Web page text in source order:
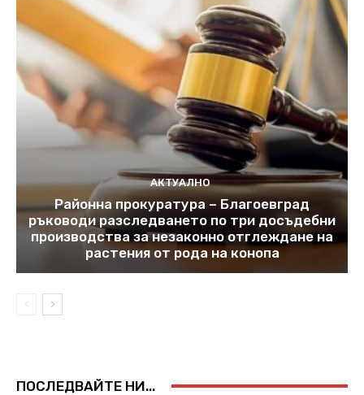
АКТУАЛНО
Районна прокуратура – Благоевград
ръководи разследването по три досъдебни
производства за незаконно отглеждане на
растения от рода на конопа
ПОСЛЕДВАЙТЕ НИ...